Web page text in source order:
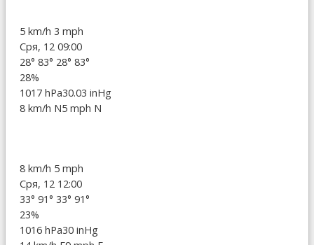
5 km/h 3 mph
Сря, 12 09:00
28° 83° 28° 83°
28%
1017 hPa30.03 inHg
8 km/h N5 mph N
8 km/h 5 mph
Сря, 12 12:00
33° 91° 33° 91°
23%
1016 hPa30 inHg